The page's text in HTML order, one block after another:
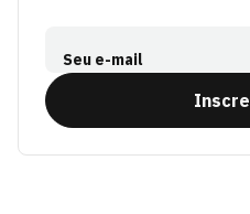
Seu e-mail